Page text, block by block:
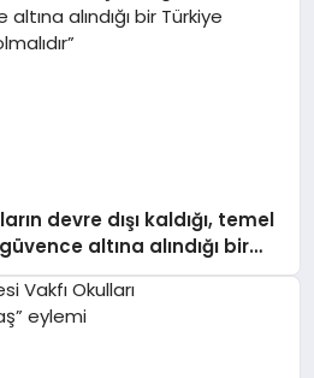
devre dışı kaldığı, temel
altına alındığı bir
hedefi olmalıdır”